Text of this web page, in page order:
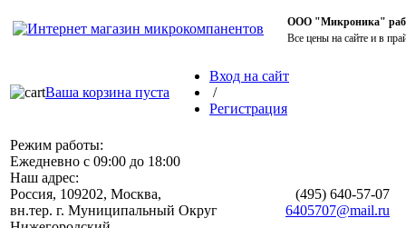
ООО "Микроника"
Все цены на сайте и в
Ваша корзина пуста
Вход на сайт
/
Регистрация
Режим работы:
Ежедневно с 09:00 до 18:00
Наш адрес:
Россия, 109202, Москва,
вн.тер. г. Муниципальный Округ
(495) 640-57-07
6405707@mail.ru